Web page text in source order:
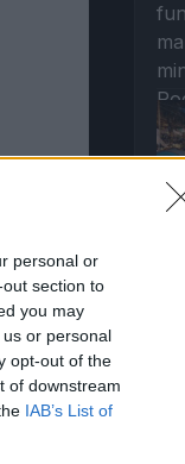
personal or
section to
you may
or personal
opt-out of the
of downstream
IAB’s List of